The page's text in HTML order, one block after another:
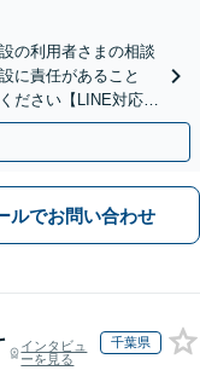
の利用者さまの相談
に責任があること
ださい【LINE対応
ルでお問い合わせ
インタビュ
ーを見る
千葉県